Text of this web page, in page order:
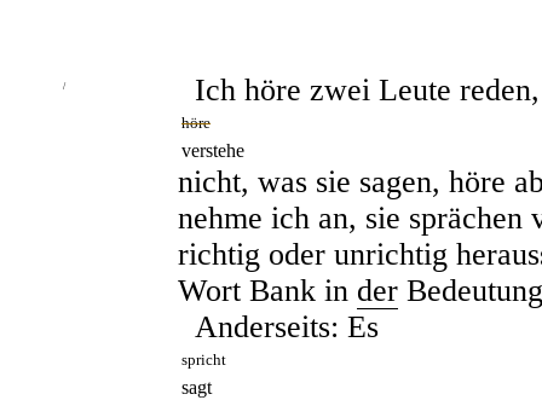
/ Ich höre zwei Leute reden,
höre
verstehe
nicht, was sie sagen, höre
nehme ich an, sie sprächen
richtig oder unrichtig
Wort Bank in der
Anderseits: Es
spricht
sagt